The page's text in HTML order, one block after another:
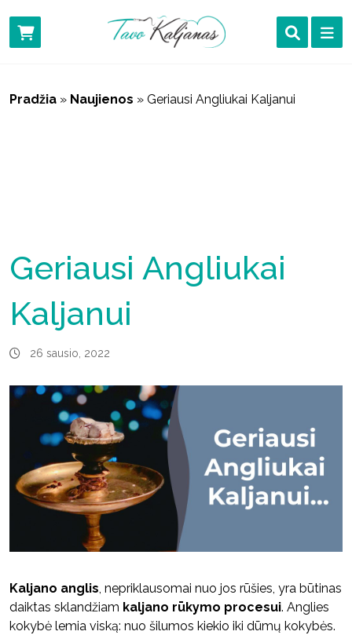
Pradžia » Naujienos » Geriausi Angliukai Kaljanui
Geriausi Angliukai
Kaljanui
26 sausio, 2022
Kaljano anglis, nepriklausomai nuo jos rūšies, yra būtinas
daiktas sklandžiam kaljano rūkymo procesui. Anglies
kokybė lemia viską: nuo šilumos kiekio iki dūmų kokybės.